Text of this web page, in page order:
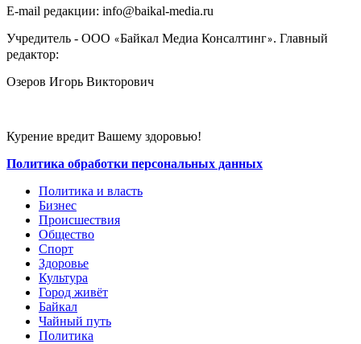
E-mail редакции: info@baikal-media.ru
Учредитель - ООО «Байкал Медиа Консалтинг». Главный
редактор:
Озеров Игорь Викторович
Курение вредит Вашему здоровью!
Политика обработки персональных данных
Политика и власть
Бизнес
Происшествия
Общество
Cпорт
Здоровье
Культура
Город живёт
Байкал
Чайный путь
Политика